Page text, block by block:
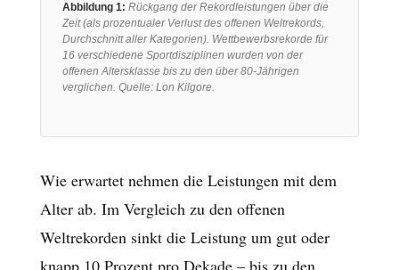
Abbildung 1: Rückgang der Rekordleistungen über die
Zeit (als prozentualer Verlust des offenen Weltrekords,
Durchschnitt aller Kategorien). Wettbewerbsrekorde für
16 verschiedene Sportdisziplinen wurden von der
offenen Altersklasse bis zu den über 80-Jährigen
verglichen. Quelle: Lon Kilgore.
Wie erwartet nehmen die Leistungen mit dem
Alter ab. Im Vergleich zu den offenen
Weltrekorden sinkt die Leistung um gut oder
knapp 10 Prozent pro Dekade – bis zu den